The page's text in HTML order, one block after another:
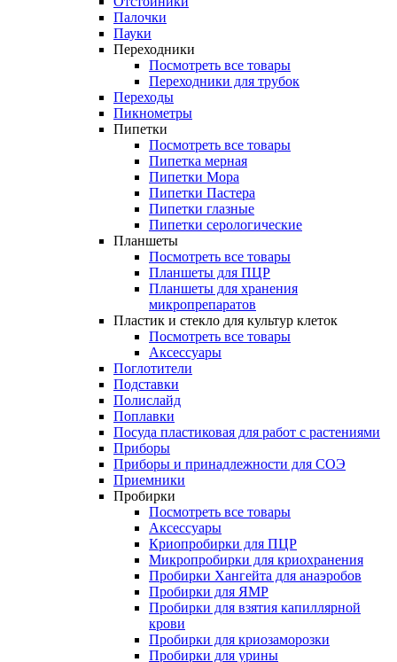
Палочки
Пауки
Переходники
Посмотреть все товары
Переходники для трубок
Переходы
Пикнометры
Пипетки
Посмотреть все товары
Пипетка мерная
Пипетки Мора
Пипетки Пастера
Пипетки глазные
Пипетки серологические
Планшеты
Посмотреть все товары
Планшеты для ПЦР
Планшеты для хранения
микропрепаратов
Пластик и стекло для культур клеток
Посмотреть все товары
Аксессуары
Поглотители
Подставки
Полислайд
Поплавки
Посуда пластиковая для работ с растениями
Приборы
Приборы и принадлежности для СОЭ
Приемники
Пробирки
Посмотреть все товары
Аксессуары
Криопробирки для ПЦР
Микропробирки для криохранения
Пробирки Хангейта для анаэробов
Пробирки для ЯМР
Пробирки для взятия капиллярной
крови
Пробирки для криозаморозки
Пробирки для урины